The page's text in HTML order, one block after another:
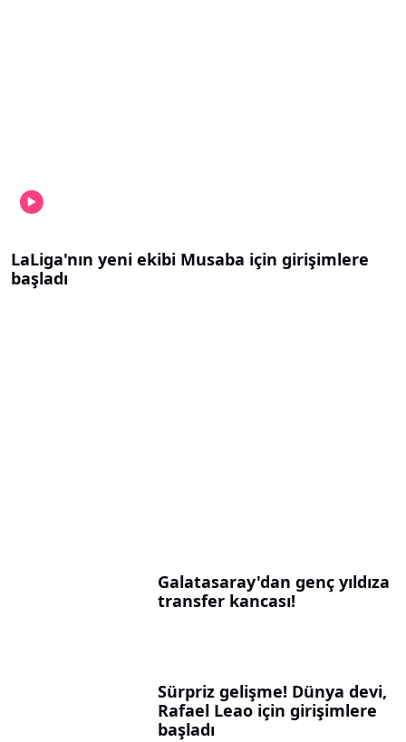
LaLiga'nın yeni ekibi Musaba için girişimlere
başladı
Galatasaray'dan genç yıldıza
transfer kancası!
Sürpriz gelişme! Dünya devi,
Rafael Leao için girişimlere
başladı